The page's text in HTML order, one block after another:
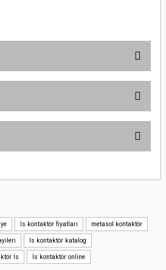
öneri formunu kullanarak tarafımıza
veya görüntülenemiyor.
bilgiler bulunuyor.
bulunuyor.
ls kontaktör fiyatları metasol kontaktör
ls kontaktör katalog
ls ls kontaktör online